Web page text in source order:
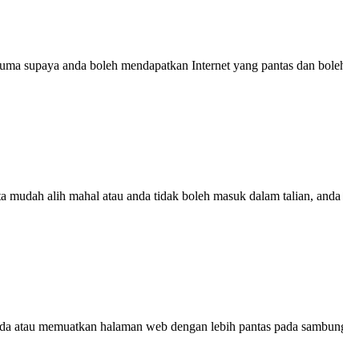
supaya anda boleh mendapatkan Internet yang pantas dan
alih mahal atau anda tidak boleh masuk dalam talian,
memuatkan halaman web dengan lebih pantas pada